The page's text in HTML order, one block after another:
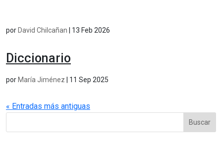
por David Chilcañan 13 Feb 2026
Diccionario
por María Jiménez 11 Sep 2025
« Entradas más antiguas
Buscar